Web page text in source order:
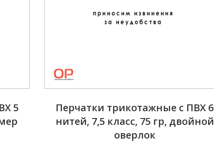
5
Перчатки трикотажные с ПВХ 6
нитей, 7,5 класс, 75 гр, двойной
оверлок